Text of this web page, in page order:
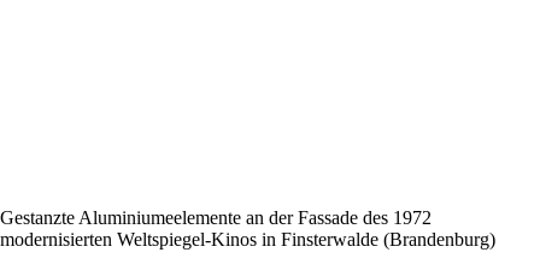
Gestanzte Aluminiumeelemente an der Fassade des 1972
modernisierten Weltspiegel-Kinos in Finsterwalde (Brandenburg)